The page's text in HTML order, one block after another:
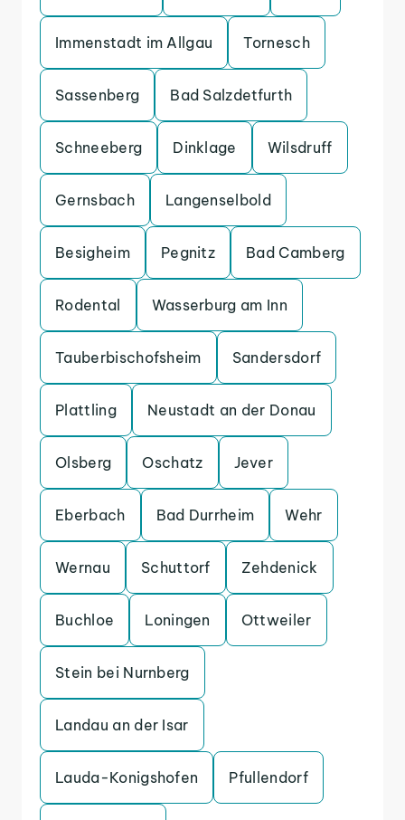
Immenstadt im Allgau Tornesch
Sassenberg Bad Salzdetfurth
Schneeberg Dinklage Wilsdruff
Gernsbach Langenselbold
Besigheim Pegnitz Bad Camberg
Rodental Wasserburg am Inn
Tauberbischofsheim Sandersdorf
Plattling Neustadt an der Donau
Olsberg Oschatz Jever
Eberbach Bad Durrheim Wehr
Wernau Schuttorf Zehdenick
Buchloe Loningen Ottweiler
Stein bei Nurnberg
Landau an der Isar
Lauda-Konigshofen Pfullendorf